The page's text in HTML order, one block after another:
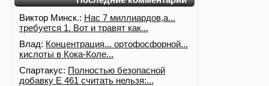
Виктор Минск.: Нас 7 миллиардов,а...
требуется 1. Вот и травят как...
Влад: Концентрация... ортофосфорной...
кислоты в Кока-Коле...
Спартакус: Полностью безопасной
добавку Е 461 считать нельзя:...